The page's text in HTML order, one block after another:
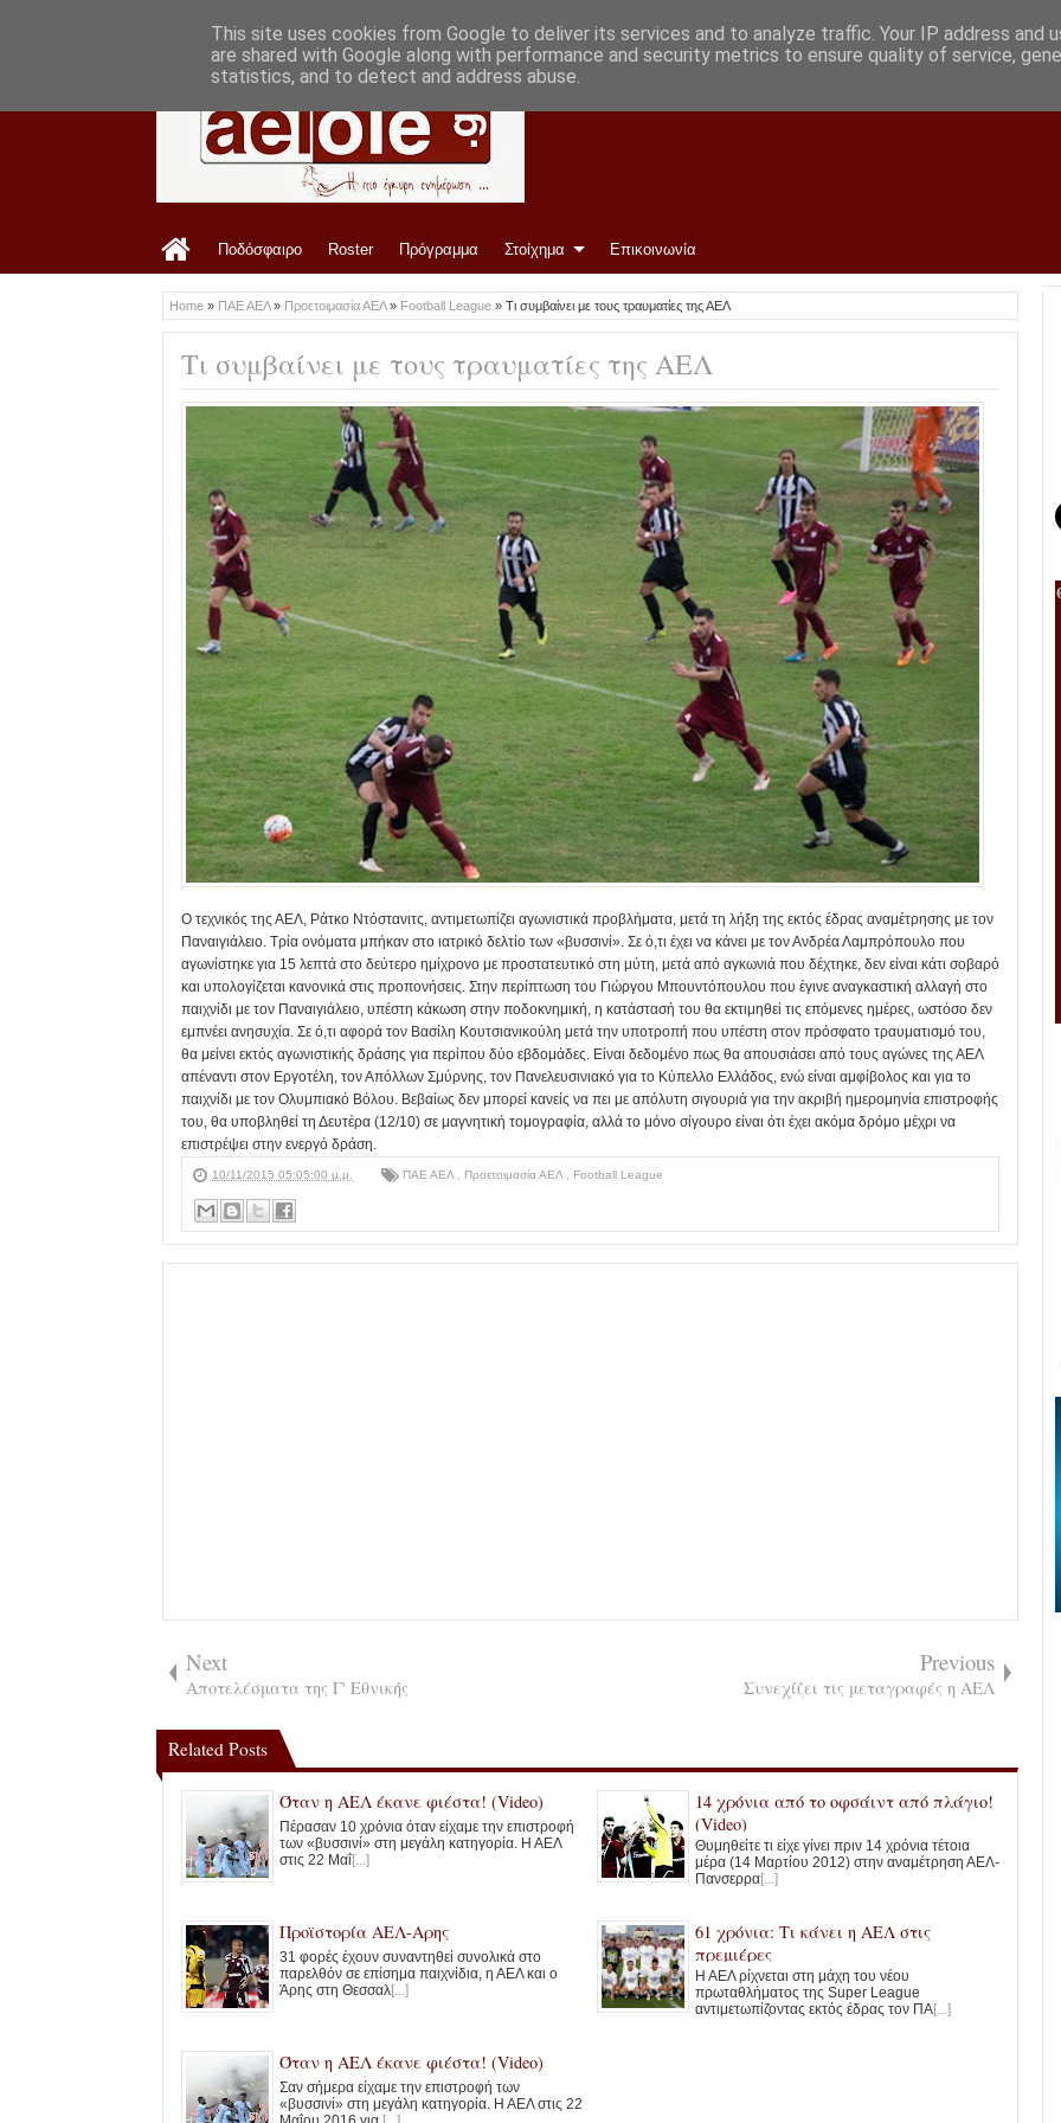
Ποδόσφαιρο Roster Πρόγραμμα Στοίχημα Επικοινωνία
Home » ΠΑΕ ΑΕΛ» Προετοιμασία ΑΕΛ» Football League » Tι συμβαίνει με τους τραυματίες της ΑΕΛ
Tι συμβαίνει με τους τραυματίες της ΑΕΛ
Ο τεχνικός της ΑΕΛ, Ράτκο Ντόστανιτς, αντιμετωπίζει αγωνιστικά προβλήματα, μετά τη λήξη της εκτός έδρας αναμέτρησης με τον
Παναιγιάλειο. Τρία ονόματα μπήκαν στο ιατρικό δελτίο των «βυσσινί». Σε ό,τι έχει να κάνει με τον Ανδρέα Λαμπρόπουλο που
αγωνίστηκε για 15 λεπτά στο δεύτερο ημίχρονο με προστατευτικό στη μύτη, μετά από αγκωνιά που δέχτηκε, δεν είναι κάτι σοβαρό
και υπολογίζεται κανονικά στις προπονήσεις. Στην περίπτωση του Γιώργου Μπουντόπουλου που έγινε αναγκαστική αλλαγή στο
παιχνίδι με τον Παναιγιάλειο, υπέστη κάκωση στην ποδοκνημική, η κατάστασή του θα εκτιμηθεί τις επόμενες ημέρες, ωστόσο δεν
εμπνέει ανησυχία. Σε ό,τι αφορά τον Βασίλη Κουτσιανικούλη μετά την υποτροπή που υπέστη στον πρόσφατο τραυματισμό του,
θα μείνει εκτός αγωνιστικής δράσης για περίπου δύο εβδομάδες. Είναι δεδομένο πως θα απουσιάσει από τους αγώνες της ΑΕΛ
απέναντι στον Εργοτέλη, τον Απόλλων Σμύρνης, τον Πανελευσινιακό για το Κύπελλο Ελλάδος, ενώ είναι αμφίβολος και για το
παιχνίδι με τον Ολυμπιακό Βόλου. Βεβαίως δεν μπορεί κανείς να πει με απόλυτη σιγουριά για την ακριβή ημερομηνία επιστροφής
του, θα υποβληθεί τη Δευτέρα (12/10) σε μαγνητική τομογραφία, αλλά το μόνο σίγουρο είναι ότι έχει ακόμα δρόμο μέχρι να
επιστρέψει στην ενεργό δράση.
10/11/2015 05:05:00 μ.μ. ΠΑΕ ΑΕΛ Προετοιμασία ΑΕΛ Football League
Next
Αποτελέσματα της Γ' Εθνικής
Previous
Συνεχίζει τις μεταγραφές η ΑΕΛ
Related Posts
Όταν η ΑΕΛ έκανε φιέστα! (Video)
Πέρασαν 10 χρόνια όταν είχαμε την επιστροφή
των «βυσσινί» στη μεγάλη κατηγορία. Η ΑΕΛ
στις 22 Μαΐ[...]
14 χρόνια από το οφσάιντ από πλάγιο!
(Video)
Θυμηθείτε τι είχε γίνει πριν 14 χρόνια τέτοια
μέρα (14 Μαρτίου 2012) στην αναμέτρηση ΑΕΛ-
Πανσερρα[...]
Προϊστορία ΑΕΛ-Αρης
31 φορές έχουν συναντηθεί συνολικά στο
παρελθόν σε επίσημα παιχνίδια, η ΑΕΛ και ο
Άρης στη Θεσσαλ[...]
61 χρόνια: Τι κάνει η ΑΕΛ στις
πρεμιέρες
Η ΑΕΛ ρίχνεται στη μάχη του νέου
πρωταθλήματος της Super League
αντιμετωπίζοντας εκτός έδρας τον ΠΑ[...]
Όταν η ΑΕΛ έκανε φιέστα! (Video)
Σαν σήμερα είχαμε την επιστροφή των
«βυσσινί» στη μεγάλη κατηγορία. Η ΑΕΛ στις 22
This site uses cookies from Google to deliver its services and to analyze traffic. Your IP address and
are shared with Google along with performance and security metrics to ensure quality of service,
statistics, and to detect and address abuse.